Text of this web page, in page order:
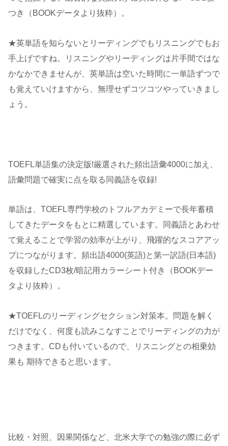
つき（BOOKデータより抜粋）。
★英単語を知らないとリーディングでもリスニングでもお
手上げですね。リスニングやリーディングは片手間ではな
かなかできませんが、英単語は空いた時間に一単語ずつで
も覚えていけますから、無理せずコツコツやっていきまし
ょう。
TOEFL単語集の決定版!厳選された頻出語彙4000に加え、
語彙問題で確実に点を取る同義語を収録!
単語は、TOEFL専門学校のトフルアカデミーで長年蓄積
してきたデータをもとに精選しています。同義語とあわせ
て覚えることで学習の効率が上がり、飛躍的なスコアアッ
プにつながります。頻出語4000(英語)と第一訳語(日本語)
を収録したCD3枚/暗記用カラーシート付き（BOOKデー
タより抜粋）。
★TOEFLのリーディングセクション対策本。問題を解く
だけでなく、何度も読みこなすことでリーディングの力が
つきます。CDも付いているので、リスニングとの相乗効
果も 期待できると思います。
比較・対照、因果関係など、北米大学での勉強の際に必ず